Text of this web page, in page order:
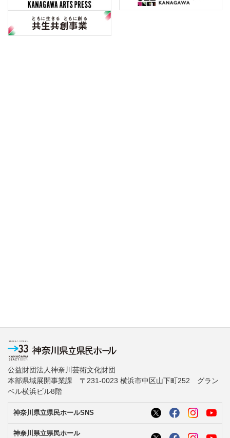
公益財団法人神奈川芸術文化財団
本部県域展開事業課 〒231-0023 横浜市中区山下町252 グラン
ベル横浜ビル8階
神奈川県立県民ホールSNS
神奈川県立県民ホール